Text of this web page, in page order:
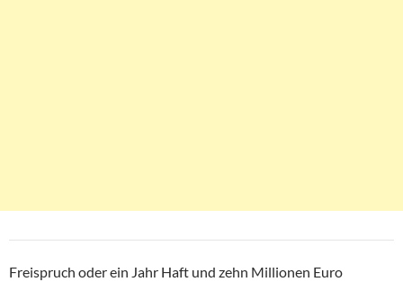
Freispruch oder ein Jahr Haft und zehn Millionen Euro